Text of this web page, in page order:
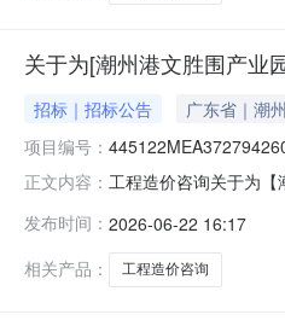
关于为[潮州港文胜围产业
招标｜招标公告 广东省｜潮
项目编号：
正文内容： 工程造价咨询关于为
围产业园(南北片)及周
发布时间： 2026-06-22 16:17
相关产品：
工程造价咨询